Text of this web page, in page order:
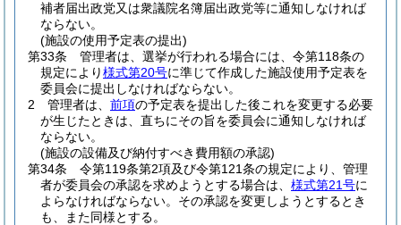
補者届出政党又は衆議院名簿届出政党等に通知しなければ
ならない。
(施設の使用予定表の提出)
第33条
管理者は、選挙が行われる場合には、令第118条の
規定により様式第20号に準じて作成した施設使用予定表を
委員会に提出しなければならない。
2
管理者は、 前項の予定表を提出した後これを変更する必要
が生じたときは、直ちにその旨を委員会に通知しなければ
ならない。
(施設の設備及び納付すべき費用額の承認)
第34条
令第119条第2項及び令第121条の規定により、管理
者が委員会の承認を求めようとする場合は、 様式第21号に
よらなければならない。 その承認を変更しようとするとき
も、また同様とする。